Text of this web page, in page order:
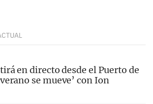
en directo desde el Puerto de
se mueve’ con Ion